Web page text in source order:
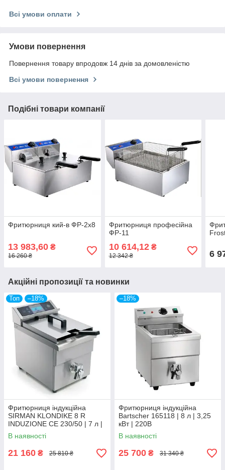
Всі умови оплати
Умови повернення
Повернення товару впродовж 14 днів за домовленістю
Всі умови повернення
Подібні товари компанії
Фритюрниця кий-в ФР-2х8
13 983,60 ₴
16 260 ₴
Фритюрниця професійна
ФР-11
10 614,12₴
12 342 ₴ 6
Акційні пропозиції та новинки
Топ –18%
Фритюрниця індукційна
SIRMAN KLONDIKE 8 R
INDUZIONE CE 230/50 | 7 л |
3,5 кВт | 220В
В наявності
21 160 ₴ 25 810 ₴
–18%
Фритюрниця індукційна
Bartscher 165118 | 8 л | 3,25
кВт | 220В
В наявності
25 700 ₴ 31 340 ₴